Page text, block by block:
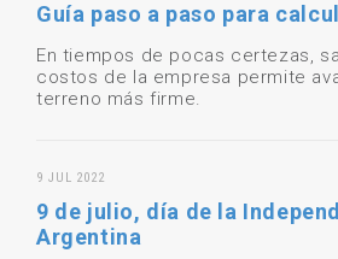
Guía paso a paso para
En tiempos de pocas certezas,
costos de la empresa permite
terreno más firme.
9 JUL 2022
9 de julio, día de la
Argentina